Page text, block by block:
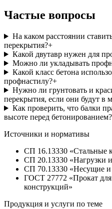
Частые вопросы
На каком расстоянии
перекрытия?+
Какой двутавр нужен для
Можно ли укладывать
Какой класс бетона
профнастилу?+
Нужно ли грунтовать и
перекрытия, если они будут в
Как проверить, что балки
высоте перед бетонированием?
Источники и нормативы
СП 16.13330 «Стальные
СП 20.13330 «Нагрузки и
СП 70.13330 «Несущие
ГОСТ 27772 «Прокат
конструкций»
Продукция и услуги по теме